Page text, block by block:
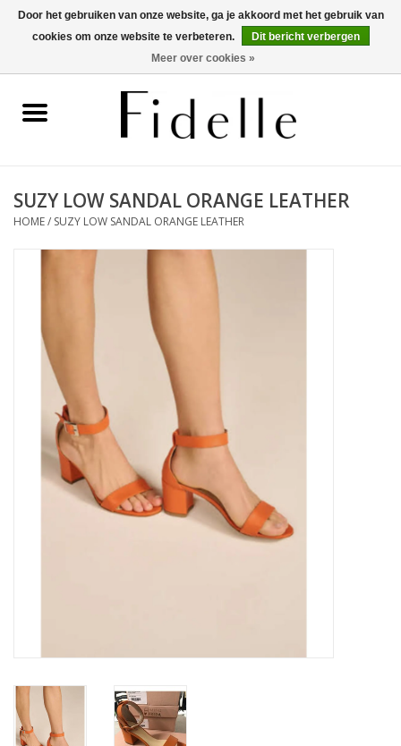
0 Artikelen - €0,00
Merken
SUZY LOW SANDAL ORANGE LEATHER
HOME/ SUZY LOW SANDAL ORANGE LEATHER
Door het gebruiken van onze website, ga je akkoord met het gebruik van
cookies om onze website te verbeteren.
Dit bericht verbergen
Meer over cookies »